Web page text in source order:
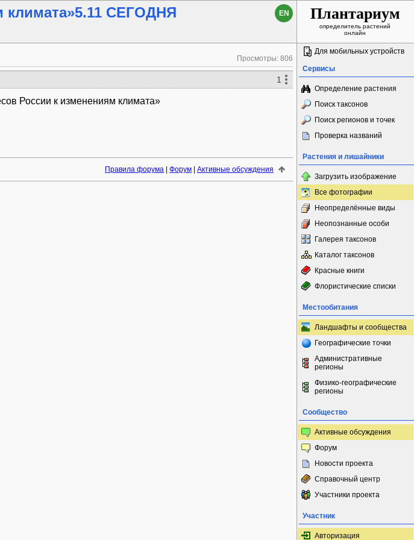
климата»5.11 СЕГОДНЯ EN Плантариум
определитель растений
онлайн
Просмотры: 806
1
России к изменениям климата»
Правила форума Форум Активные обсуждения
Для мобильных устройств
Сервисы
Определение растения
Поиск таксонов
Поиск регионов и точек
Проверка названий
Растения и лишайники
Загрузить изображение
Все фотографии
Неопределённые виды
Неопознанные особи
Галерея таксонов
Каталог таксонов
Красные книги
Флористические списки
Местообитания
Ландшафты и сообщества
Географические точки
Административные
регионы
Физико-географические
регионы
Сообщество
Активные обсуждения
Форум
Новости проекта
Справочный центр
Участники проекта
Участник
Авторизация